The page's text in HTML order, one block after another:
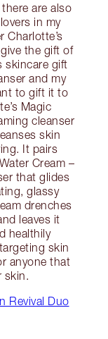
are also
in my
Charlotte’s
the gift of
skincare gift
and my
to gift it to
Magic
cleanser
skin
It pairs
Cream –
that glides
glassy
drenches
leaves it
healthily
skin
anyone that
skin.
Revival Duo